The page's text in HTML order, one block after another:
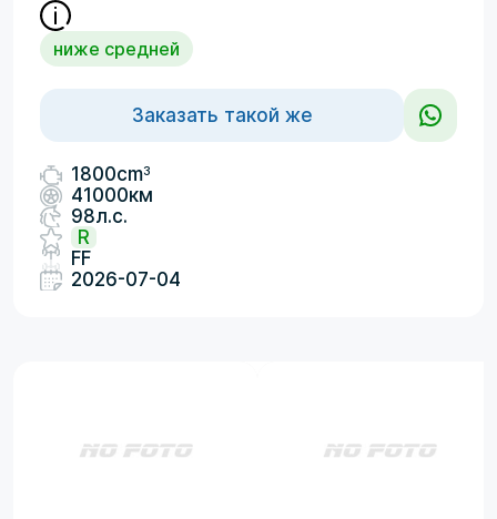
ниже средней
Заказать такой же
1800cm3
41000км
98л.с.
R
FF
2026-07-04